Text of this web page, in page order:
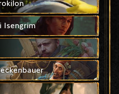
Isengrim